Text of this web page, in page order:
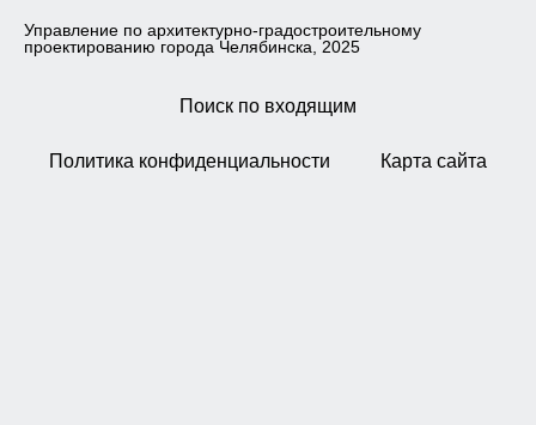
Управление по архитектурно-градостроительному
проектированию города Челябинска, 2025
Поиск по входящим
Политика конфиденциальности Карта сайта